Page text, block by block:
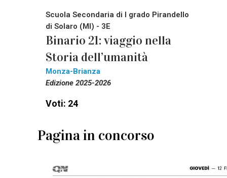
Scuola Secondaria di I grado Pirandello
di Solaro (MI) - 3E
Binario 21: viaggio nella
Storia dell’umanità
Monza-Brianza
Edizione 2025-2026
Voti: 24
Pagina in concorso